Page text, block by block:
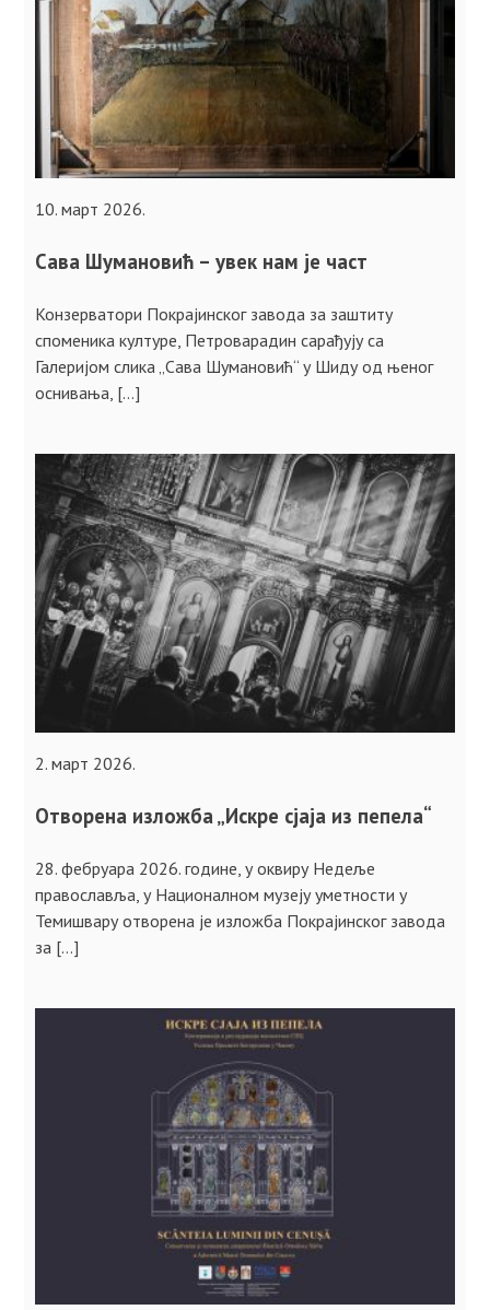
10. март 2026.
Сава Шумановић – увек нам је част
Конзерватори Покрајинског завода за заштиту
споменика културе, Петроварадин сарађују са
Галеријом слика „Сава Шумановић“ у Шиду од њеног
оснивања, […]
2. март 2026.
Отворена изложба „Искре сјаја из пепела“
28. фебруара 2026. године, у оквиру Недеље
православља, у Националном музеју уметности у
Темишвару отворена је изложба Покрајинског завода
за […]